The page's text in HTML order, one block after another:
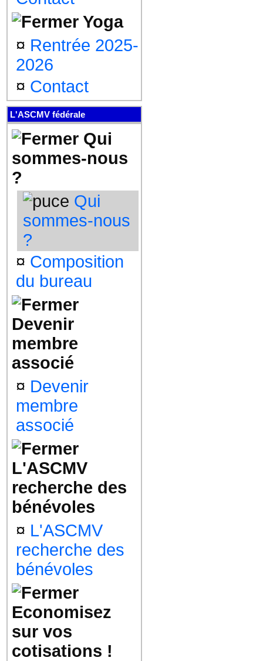
Yoga
¤ Rentrée 2025-
2026
¤ Contact
L'ASCMV fédérale
Qui
sommes-nous
?
Qui
sommes-nous
?
¤ Composition
du bureau
Devenir
membre
associé
¤ Devenir
membre
associé
L'ASCMV
recherche des
bénévoles
¤ L'ASCMV
recherche des
bénévoles
Economisez
sur vos
cotisations !